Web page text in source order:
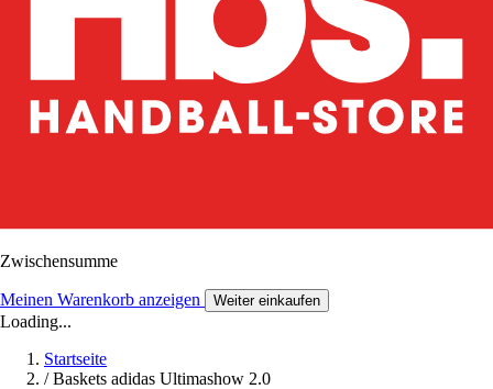
Zwischensumme
Meinen Warenkorb anzeigen Weiter einkaufen
Loading...
Startseite
/ Baskets adidas Ultimashow 2.0